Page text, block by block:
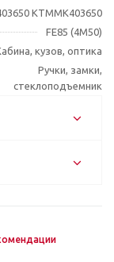
KTMMK403650
FE85 (4M50)
кузов, оптика
Ручки, замки,
стеклоподъемник